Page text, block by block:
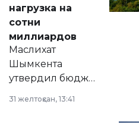
нагрузка на
сотни
миллиардов
Маслихат
Шымкента
утвердил бюджет
2028 годы.
31 желтоқсан, 13:41